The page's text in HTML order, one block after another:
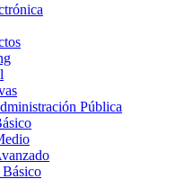
Pública